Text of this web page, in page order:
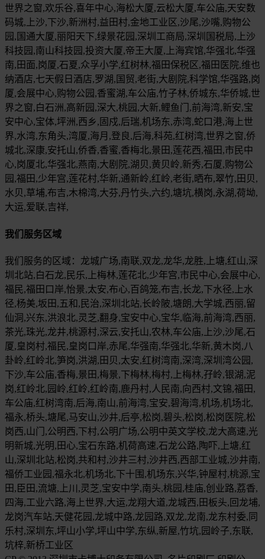
世界之窗,欢乐谷,喜年中心,海松大厦,云松大厦,车公庙,天安数
码城,上沙,下沙,新洲村,益田村,金地工业区,沙尾,沙嘴,购物公
园,国通大厦,丽阳天下,绿景花园,深圳工商局,深圳国税局,上沙
科技园,南山科技园,投资大厦,帝王大厦,上海宾馆,华强北,华强
南,田面,岗厦,石夏,众孚小学,红树林,福田保税区,福田医院,维也
纳酒店,七天假日酒店,罗湖,国贸,老街,大剧院,科学馆,华强路,岗
厦,会展中心,购物公园,香蜜湖,车公庙,竹子林,侨城东,华侨城,世
界之窗,白石洲,高新园,深大,桃园,大新,鲤鱼门,前海湾,新安,宝
安中心,宝体,坪洲,西乡,固戍,后瑞,机场东,赤湾,蛇口港,海上世
界,水湾,东角头,湾厦,海月,登良,后海,科苑,红树湾,世界之窗,侨
城北,深康,安托山,侨香,香蜜,香梅北,景田,莲花西,福田,市民中
心,岗厦北,华强北,燕南,大剧院,湖贝,黄贝岭,新秀,石厦,购物公
园,福田,少年宫,莲花村,华新,通新岭,红岭,老街,晒布,翠竹,田贝,
水贝,草埔,布吉,木棉湾,大芬,丹竹头,六约,塘坑,横岗,永湖,荷坳,
大运,爱联,吉祥,
我们服务区域
我们服务的区域：龙城广场,南联,双龙,龙华,龙胜,上塘,红山,深
圳北站,白石龙,民乐,上梅林,莲花北,少年宫,市民中心,会展中心,
福民,福田口岸,怡景,太安,布心,百鸽笼,布吉,长龙,下水径,上水
径,杨美,坂田,五和,民治,深圳北站,长岭陂,塘朗,大学城,西丽,留
仙洞,兴东,洪浪北,灵芝,翻身,宝安中心,宝华,临海,前海湾,西丽,
茶光,珠光,龙井,桃源村,深云,安托山,农林,车公庙,上沙,沙尾,石
厦,皇岗村,福民,皇岗口岸,赤尾,华强南,华强北,华新,黄木岗,八
卦岭,红岭北,笋岗,洪湖,田贝,太安,红树湾南,深湾,深圳湾公园,
下沙,车公庙,香梅,景田,梅景,下梅林,梅村,上梅林,孖岭,银湖,泥
岗,红岭北,园岭,红岭,红岭南,鹿丹村,人民南,向西村,文锦,福田,
车公庙,红树湾南,后海,南山,前海湾,宝安,碧海湾,机场,机场北,
福永,桥头,塘尾,马安山,沙井,后亭,松岗,碧头,松岗,松岗医院,松
岗西,山门,公明西,下村,公明广场,公明中英文学校,龙大高速,光
明新城,光明,田心,宝石东路,机荷高速,石龙公路,陶吓,上塘,红
山,深圳北站,松岗,共和村,沙井三村,沙井西,西部工业城,沙井南,
福侨工业园,福永北,机场北,下十围,机场东,兴华,钟屋村,桃源,宝
田,臣田,流塘,上川,灵芝,宝安中学,南头,桃园,桂庙,创业路,荔香,
四海,工业六路,海上世界,大运,龙翔大道,龙城西,田板头,回龙埔,
龙岗汽车站,天健花园,龙城中路,龙园路,双龙,龙南,龙东村委,同
乐村,深圳东,坪山小学,坪山中学,东纵,新屋,竹坑,园岭子,东联,
坑梓,新桥工业区